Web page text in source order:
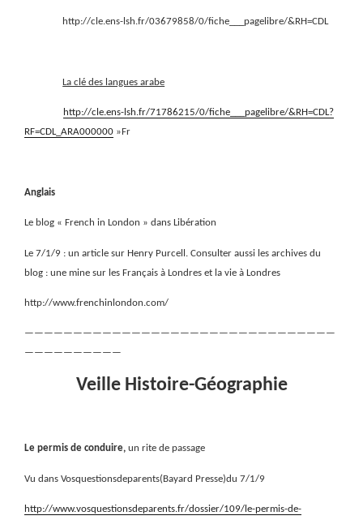
http://cle.ens-lsh.fr/03679858/0/fiche___pagelibre/&RH=CDL
La clé des langues arabe
http://cle.ens-lsh.fr/71786215/0/fiche___pagelibre/&RH=CDL?
RF=CDL_ARA000000 »Fr
Anglais
Le blog « French in London » dans Libération
Le 7/1/9 : un article sur Henry Purcell. Consulter aussi les archives du
blog : une mine sur les Français à Londres et la vie à Londres
http://www.frenchinlondon.com/
————————————————————————————————
——————————
Veille Histoire-Géographie
Le permis de conduire, un rite de passage
Vu dans Vosquestionsdeparents(Bayard Presse)du 7/1/9
http://www.vosquestionsdeparents.fr/dossier/109/le-permis-de-